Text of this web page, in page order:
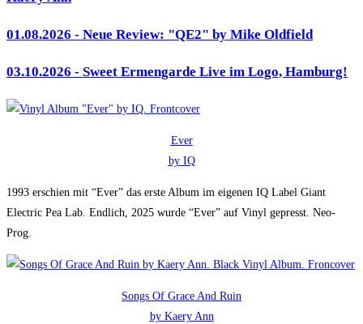
01.08.2026 - Neue Review: "QE2" by Mike Oldfield
03.10.2026 - Sweet Ermengarde Live im Logo, Hamburg!
Ever
by IQ
1993 erschien mit “Ever” das erste Album im eigenen IQ Label Giant
Electric Pea Lab. Endlich, 2025 wurde “Ever” auf Vinyl gepresst. Neo-
Prog.
Songs Of Grace And Ruin
by Kaery Ann